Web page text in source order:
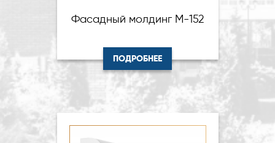
Фасадный молдинг М-152
ПОДРОБНЕЕ